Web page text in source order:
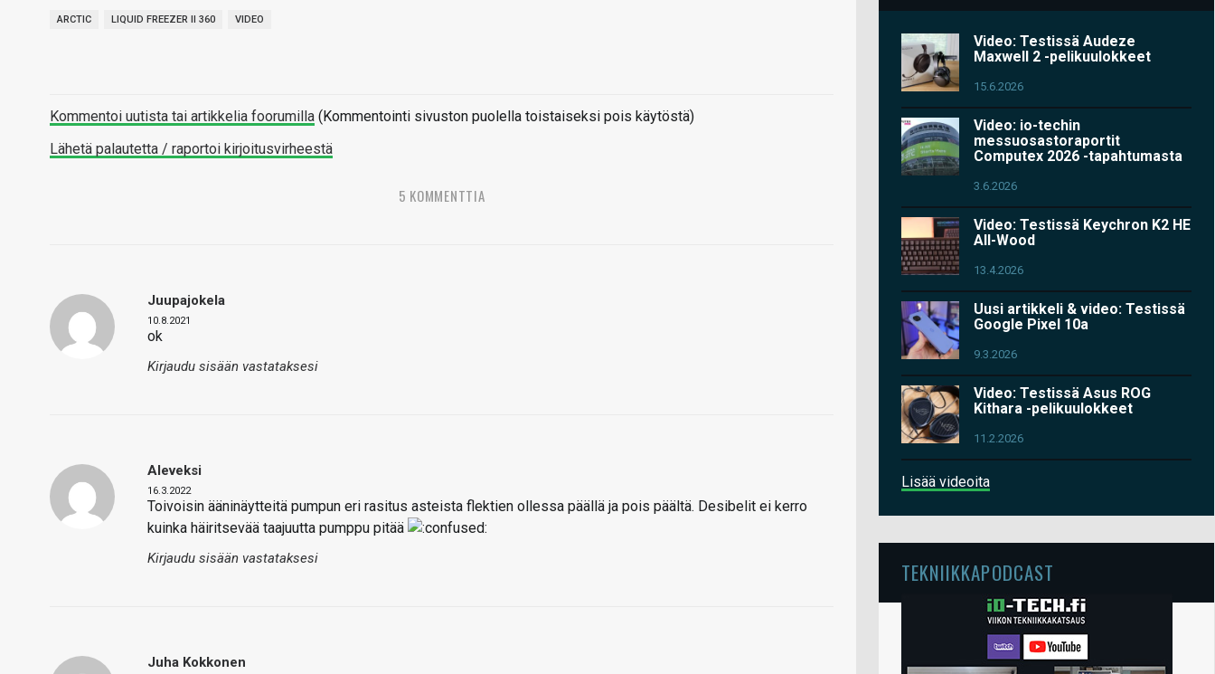
ARCTIC LIQUID FREEZER II 360 VIDEO
Kommentoi uutista tai artikkelia foorumilla (Kommentointi sivuston puolella toistaiseksi pois käytöstä)
Lähetä palautetta / raportoi kirjoitusvirheestä
5 KOMMENTTIA
Juupajokela
10.8.2021
ok
Kirjaudu sisään vastataksesi
Aleveksi
16.3.2022
Toivoisin ääninäytteitä pumpun eri rasitus asteista flektien ollessa päällä ja pois päältä. Desibelit ei kerro
kuinka häiritsevää taajuutta pumppu pitää
Kirjaudu sisään vastataksesi
Juha Kokkonen
Video: Testissä Audeze
Maxwell 2 -pelikuulokkeet
15.6.2026
Video: io-techin
messuosastoraportit
Computex 2026 -tapahtumasta
3.6.2026
Video: Testissä Keychron K2 HE
All-Wood
13.4.2026
Uusi artikkeli & video: Testissä
Google Pixel 10a
9.3.2026
Video: Testissä Asus ROG
Kithara -pelikuulokkeet
11.2.2026
Lisää videoita
TEKNIIKKAPODCAST